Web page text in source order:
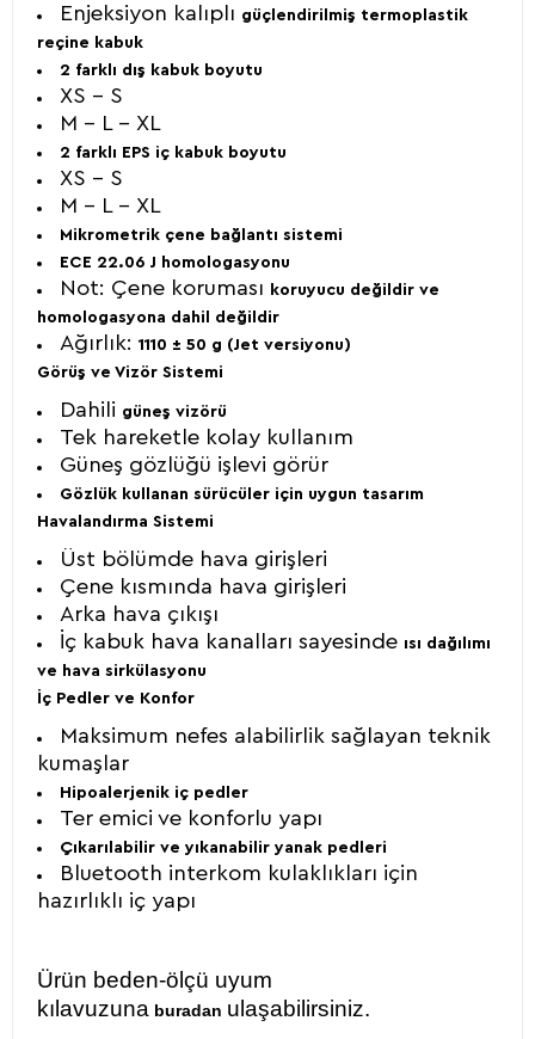
Enjeksiyon kalıplı güçlendirilmiş termoplastik
reçine kabuk
2 farklı dış kabuk boyutu
XS – S
M – L – XL
2 farklı EPS iç kabuk boyutu
XS – S
M – L – XL
Mikrometrik çene bağlantı sistemi
ECE 22.06 J homologasyonu
Not: Çene koruması
koruyucu değildir ve
homologasyona dahil değildir
Ağırlık: 1110 ± 50 g (Jet versiyonu)
Görüş ve Vizör Sistemi
Dahili güneş vizörü
Tek hareketle kolay kullanım
Güneş gözlüğü işlevi görür
Gözlük kullanan sürücüler için uygun tasarım
Havalandırma Sistemi
Üst bölümde hava girişleri
Çene kısmında hava girişleri
Arka hava çıkışı
İç kabuk hava kanalları sayesinde ısı dağılımı
ve hava sirkülasyonu
İç Pedler ve Konfor
Maksimum nefes alabilirlik sağlayan teknik
kumaşlar
Hipoalerjenik iç pedler
Ter emici ve konforlu yapı
Çıkarılabilir ve yıkanabilir yanak pedleri
Bluetooth interkom kulaklıkları için
hazırlıklı iç yapı
Ürün beden-ölçü uyum
kılavuzuna buradan ulaşabilirsiniz.